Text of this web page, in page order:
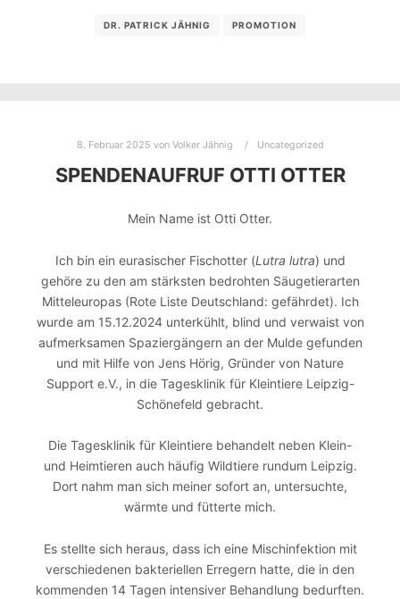
DR. PATRICK JÄHNIG PROMOTION
8. Februar 2025 von Volker Jähnig Uncategorized
SPENDENAUFRUF OTTI OTTER
Mein Name ist Otti Otter.
Ich bin ein eurasischer Fischotter (Lutra lutra) und
gehöre zu den am stärksten bedrohten Säugetierarten
Mitteleuropas (Rote Liste Deutschland: gefährdet). Ich
wurde am 15.12.2024 unterkühlt, blind und verwaist von
aufmerksamen Spaziergängern an der Mulde gefunden
und mit Hilfe von Jens Hörig, Gründer von Nature
Support e.V., in die Tagesklinik für Kleintiere Leipzig-
Schönefeld gebracht.
Die Tagesklinik für Kleintiere behandelt neben Klein-
und Heimtieren auch häufig Wildtiere rundum Leipzig.
Dort nahm man sich meiner sofort an, untersuchte,
wärmte und fütterte mich.
Es stellte sich heraus, dass ich eine Mischinfektion mit
verschiedenen bakteriellen Erregern hatte, die in den
kommenden 14 Tagen intensiver Behandlung bedurften.